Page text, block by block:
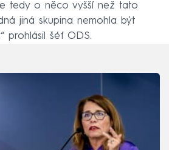
tedy o něco vyšší než tato
jiná skupina nemohla být
prohlásil šéf ODS.